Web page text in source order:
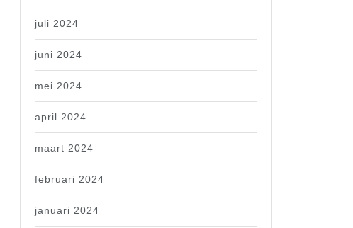
juli 2024
juni 2024
mei 2024
april 2024
maart 2024
februari 2024
januari 2024